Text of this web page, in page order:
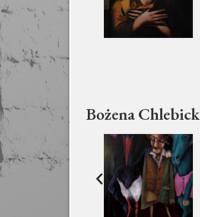
Bożena